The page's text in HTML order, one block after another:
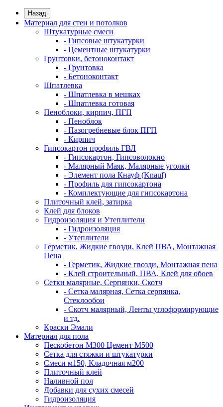
Назад
Материал для стен и потолков
Штукатурные смеси
- Гипсовые штукатурки
- Цементные штукатурки
Грунтовки, бетоноконтакт
- Грунтовка
- Бетоноконтакт
Шпатлевка
- Шпатлевка в мешках
- Шпатлевка готовая
Пеноблоки, кирпич, ПГП
- Пеноблок
- Пазогребневые блок ПГП
- Кирпич
Гипсокартон профиль ГВЛ
- Гипсокартон, Гипсоволокно
- Малярный Маяк, Малярные уголки
- Элемент пола Кнауф (Knauf)
- Профиль для гипсокартона
- Комплектующие для гипсокартона
Плиточный клей, затирка
Клей для блоков
Гидроизоляция и Утеплители
- Гидроизоляция
- Утеплители
Герметик, Жидкие гвозди, Клей ПВА, Монтажная
Пена
- Герметик, Жидкие гвозди, Монтажная пена
- Клей строительный, ПВА, Клей для обоев
Сетки малярные, Серпянки, Скотч
- Сетка малярная, Сетка серпянка,
Стеклообои
- Скотч малярный, Ленты углоформирующие
и тд.
Краски Эмали
Материал для пола
Пескобетон М300 Цемент М500
Сетка для стяжки и штукатурки
Смеси м150, Кладочная м200
Плиточный клей
Наливной пол
Добавки для сухих смесей
Гидроизоляция